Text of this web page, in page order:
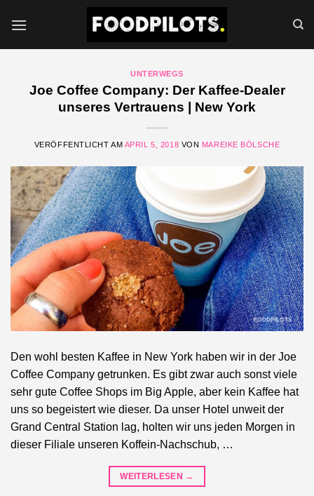
Inhalt
UNTERWEGS
Joe Coffee Company: Der Kaffee-Dealer
unseres Vertrauens | New York
VERÖFFENTLICHT AM APRIL 5, 2018 VON MAREIKE BÖLSCHE
Den wohl besten Kaffee in New York haben wir in der Joe
Coffee Company getrunken. Es gibt zwar auch sonst viele
sehr gute Coffee Shops im Big Apple, aber kein Kaffee hat
uns so begeistert wie dieser. Da unser Hotel unweit der
Grand Central Station lag, holten wir uns jeden Morgen in
dieser Filiale unseren Koffein-Nachschub, …
WEITERLESEN →